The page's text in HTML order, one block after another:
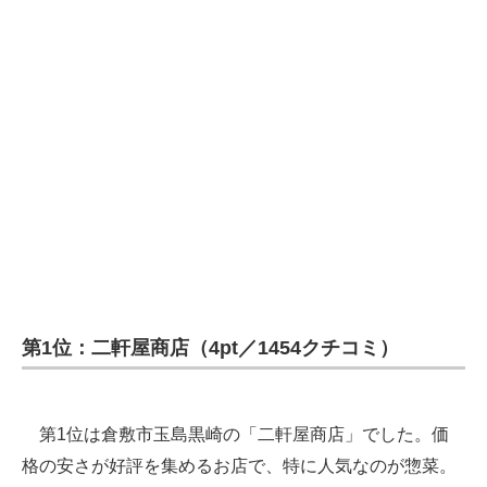
第1位：二軒屋商店（4pt／1454クチコミ）
第1位は倉敷市玉島黒崎の「二軒屋商店」でした。価
格の安さが好評を集めるお店で、特に人気なのが惣菜。